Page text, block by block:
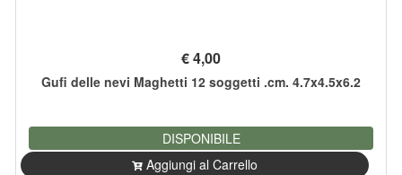
€4,00
Gufi delle nevi Maghetti 12 soggetti .cm. 4.7x4.5x6.2
DISPONIBILE
Aggiungi al Carrello